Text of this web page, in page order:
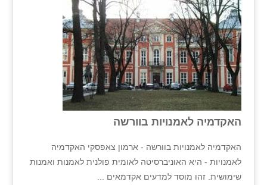
האקדמיה לאמנויות בוורשה
האקדמיה לאמנויות בוורשה - ארמון צאפסקי האקדמיה
לאמנויות - היא האוניברסיטה לאומית פולנית לאמנות ואמנות
שימושית. זהו מוסד למדעים אקדמאים ...